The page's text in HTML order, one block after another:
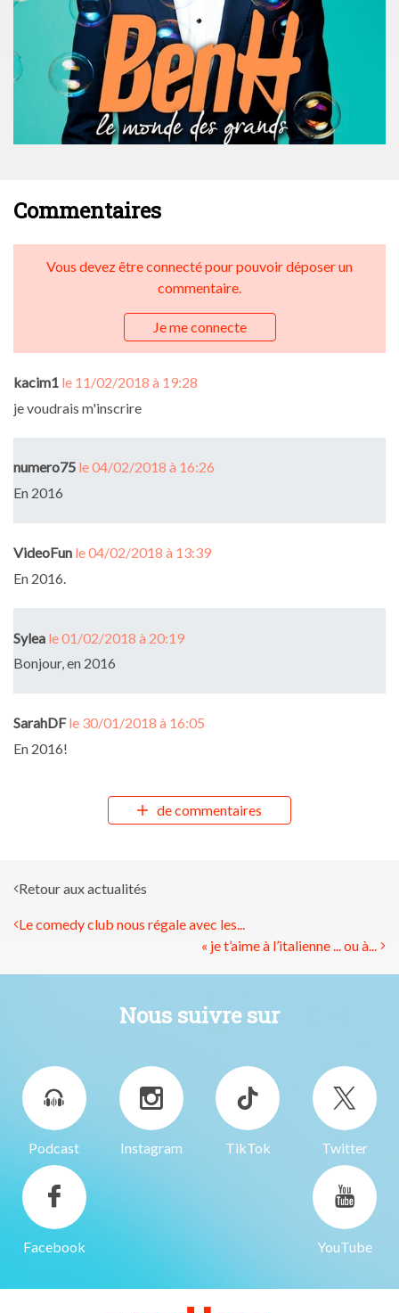
Commentaires
Vous devez être connecté pour pouvoir déposer un
commentaire.
Je me connecte
kacim1 le 11/02/2018 à 19:28
je voudrais m'inscrire
numero75 le 04/02/2018 à 16:26
En 2016
VideoFun le 04/02/2018 à 13:39
En 2016.
Sylea le 01/02/2018 à 20:19
Bonjour, en 2016
SarahDF le 30/01/2018 à 16:05
En 2016!
de commentaires
Retour aux actualités
Le comedy club nous régale avec les...
« je t’aime à l’italienne ... ou à...
Nous suivre sur
Podcast Instagram TikTok Twitter
Facebook YouTube